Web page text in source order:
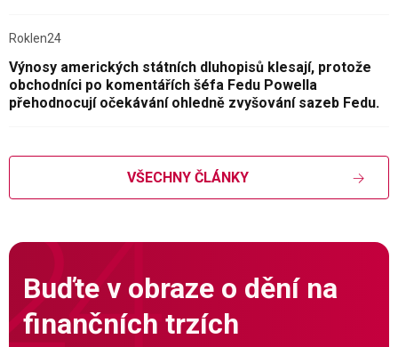
Roklen24
Výnosy amerických státních dluhopisů klesají, protože
obchodníci po komentářích šéfa Fedu Powella
přehodnocují očekávání ohledně zvyšování sazeb Fedu.
VŠECHNY ČLÁNKY
Buďte v obraze o dění na
finančních trzích